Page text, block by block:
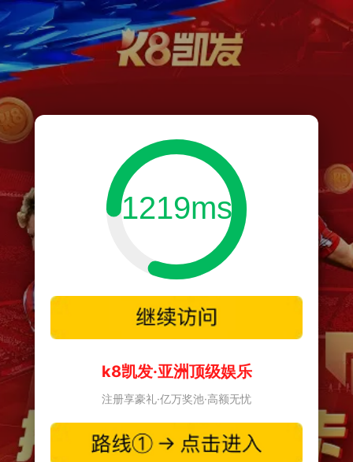
1219ms
k8凯发·亚洲顶级娱乐
注册享豪礼·亿万奖池·高额无忧